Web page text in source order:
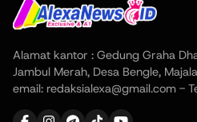
Alamat kantor : Gedung Graha
Jambul Merah, Desa Bengle,
email: redaksialexa@gmail.com -